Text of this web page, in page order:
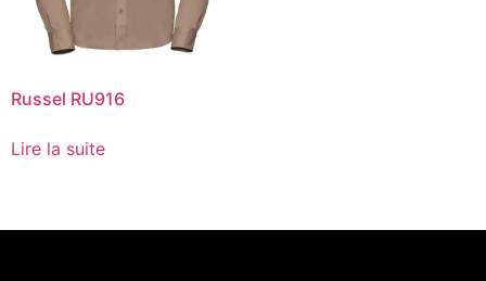
Russel RU916
Lire la suite